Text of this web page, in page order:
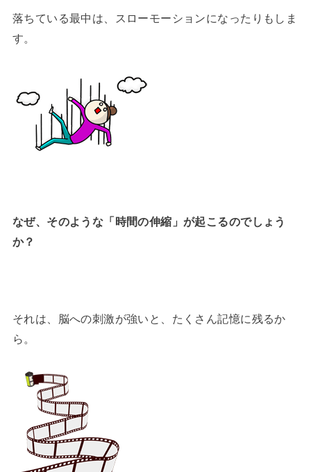
落ちている最中は、スローモーションになったりもしま
す。
なぜ、そのような「時間の伸縮」が起こるのでしょう
か？
それは、脳への刺激が強いと、たくさん記憶に残るか
ら。